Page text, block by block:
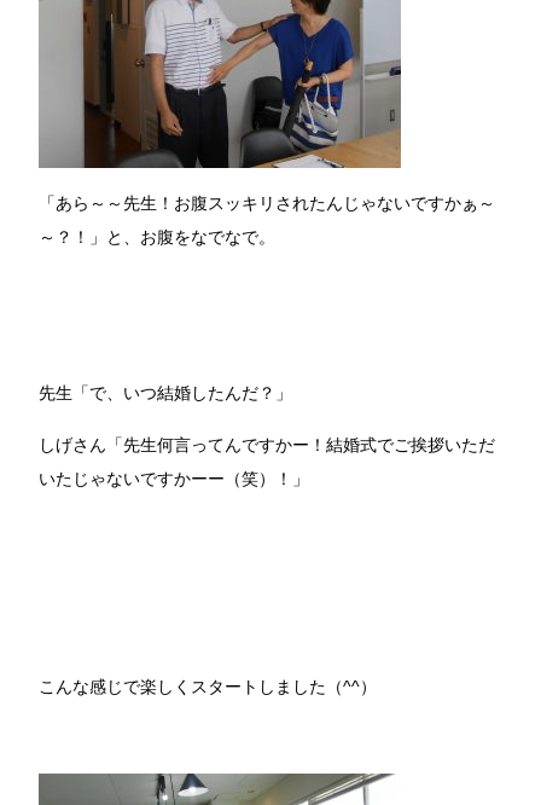
「あら～～先生！お腹スッキリされたんじゃないですかぁ～
～？！」と、お腹をなでなで。
先生「で、いつ結婚したんだ？」
しげさん「先生何言ってんですかー！結婚式でご挨拶いただ
いたじゃないですかーー（笑）！」
こんな感じで楽しくスタートしました（^^）